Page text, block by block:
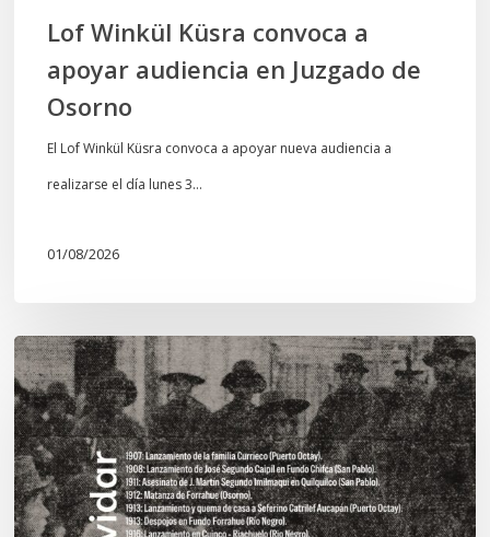
Lof Winkül Küsra convoca a
apoyar audiencia en Juzgado de
Osorno
El Lof Winkül Küsra convoca a apoyar nueva audiencia a
realizarse el día lunes 3…
01/08/2026
Chawrakawin:
Palimpsesto
explora
a
través